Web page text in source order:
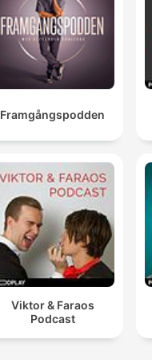
Framgångspodden
Viktor & Faraos
Podcast